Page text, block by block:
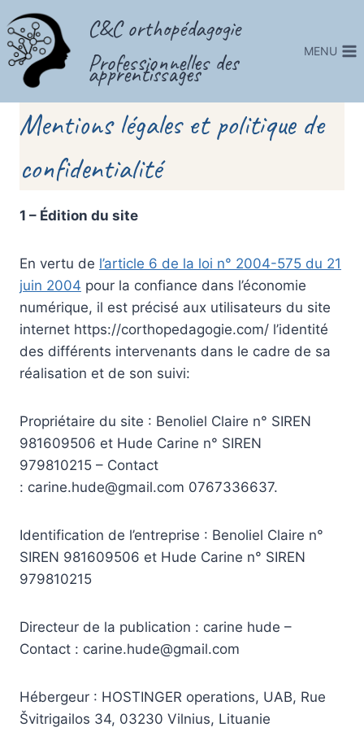
Skip
to
content
C&C orthopédagogie
Professionnelles des
apprentissages
MENU
Mentions légales et politique de
confidentialité
1 – Édition du site
En vertu de l’article 6 de la loi n° 2004-575 du 21
juin 2004 pour la confiance dans l’économie
numérique, il est précisé aux utilisateurs du site
internet https://corthopedagogie.com/ l’identité
des différents intervenants dans le cadre de sa
réalisation et de son suivi:
Propriétaire du site : Benoliel Claire n° SIREN
981609506 et Hude Carine n° SIREN
979810215 – Contact
: carine.hude@gmail.com 0767336637.
Identification de l’entreprise : Benoliel Claire n°
SIREN 981609506 et Hude Carine n° SIREN
979810215
Directeur de la publication : carine hude –
Contact : carine.hude@gmail.com
Hébergeur : HOSTINGER operations, UAB, Rue
Švitrigailos 34, 03230 Vilnius, Lituanie